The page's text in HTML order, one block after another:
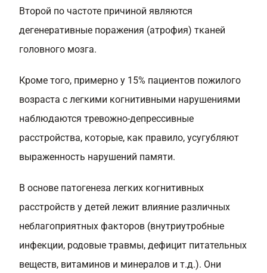
Второй по частоте причиной являются
дегенеративные поражения (атрофия) тканей
головного мозга.
Кроме того, примерно у 15% пациентов пожилого
возраста с легкими когнитивными нарушениями
наблюдаются тревожно-депрессивные
расстройства, которые, как правило, усугубляют
выраженность нарушений памяти.
В основе патогенеза легких когнитивных
расстройств у детей лежит влияние различных
неблагоприятных факторов (внутриутробные
инфекции, родовые травмы, дефицит питательных
веществ, витаминов и минералов и т.д.). Они